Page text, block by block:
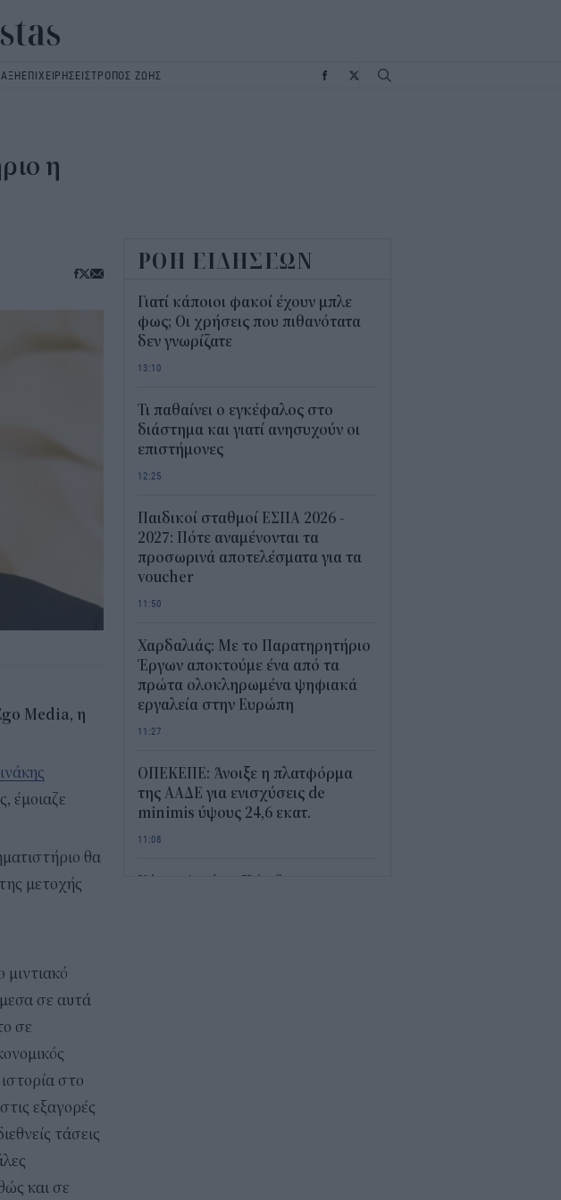
ΕΠΙΧΕΙΡΗΣΕΙΣΤΡΟΠΟΣ ΖΩΗΣ
η
Media, η
έμοιαζε
θα
μετοχής
σε αυτά
σε
στο
εξαγορές
τάσεις
και σε
ΡΟΗ ΕΙΔΗΣΕΩΝ
Γιατί κάποιοι φακοί έχουν μπλε
φως; Οι χρήσεις που πιθανότατα
δεν γνωρίζατε
13:10
Τι παθαίνει ο εγκέφαλος στο
διάστημα και γιατί ανησυχούν οι
επιστήμονες
12:25
Παιδικοί σταθμοί ΕΣΠΑ 2026 -
2027: Πότε αναμένονται τα
προσωρινά αποτελέσματα για τα
voucher
11:50
Χαρδαλιάς: Με το Παρατηρητήριο
Έργων αποκτούμε ένα από τα
πρώτα ολοκληρωμένα ψηφιακά
εργαλεία στην Ευρώπη
11:27
ΟΠΕΚΕΠΕ: Άνοιξε η πλατφόρμα
της ΑΑΔΕ για ενισχύσεις de
minimis ύψους 24,6 εκατ.
11:08